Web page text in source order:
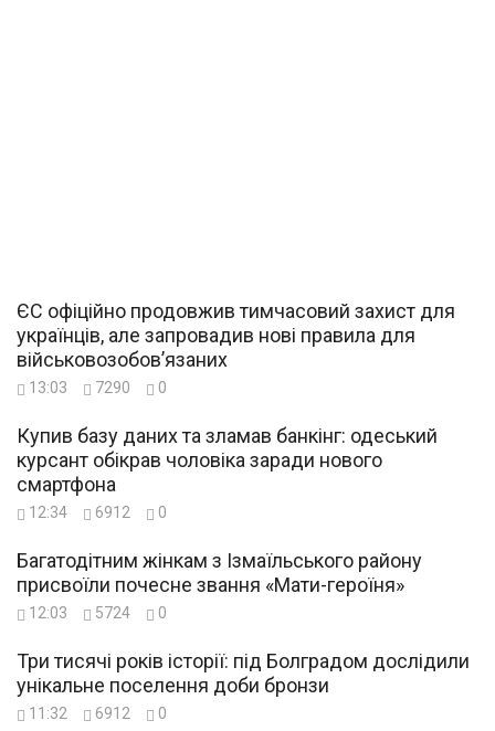
ЄС офіційно продовжив тимчасовий захист для
українців, але запровадив нові правила для
військовозобов’язаних
13:03 7290 0
Купив базу даних та зламав банкінг: одеський
курсант обікрав чоловіка заради нового
смартфона
12:34 6912 0
Багатодітним жінкам з Ізмаїльського району
присвоїли почесне звання «Мати-героїня»
12:03 5724 0
Три тисячі років історії: під Болградом дослідили
унікальне поселення доби бронзи
11:32 6912 0